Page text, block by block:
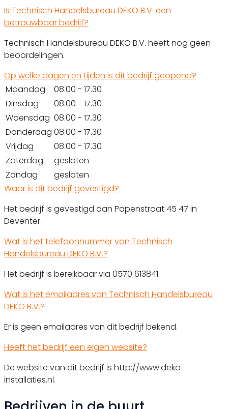
Is Technisch Handelsbureau DEKO B.V. een
betrouwbaar bedrijf?
Technisch Handelsbureau DEKO B.V. heeft nog geen
beoordelingen.
Op welke dagen en tijden is dit bedrijf geopend?
Maandag
08.00 - 17.30
Dinsdag
08.00 - 17.30
Woensdag 08.00 - 17.30
Donderdag 08.00 - 17.30
Vrijdag
08.00 - 17.30
Zaterdag
gesloten
Zondag
gesloten
Waar is dit bedrijf gevestigd?
Het bedrijf is gevestigd aan Papenstraat 45 47 in
Deventer.
Wat is het telefoonnummer van Technisch
Handelsbureau DEKO B.V.?
Het bedrijf is bereikbaar via 0570 613841.
Wat is het emailadres van Technisch Handelsbureau
DEKO B.V.?
Er is geen emailadres van dit bedrijf bekend.
Heeft het bedrijf een eigen website?
De website van dit bedrijf is http://www.deko-
installaties.nl.